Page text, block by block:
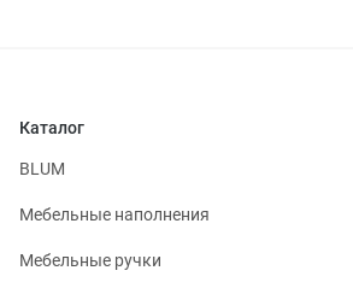
Каталог
BLUM
Мебельные наполнения
Мебельные ручки